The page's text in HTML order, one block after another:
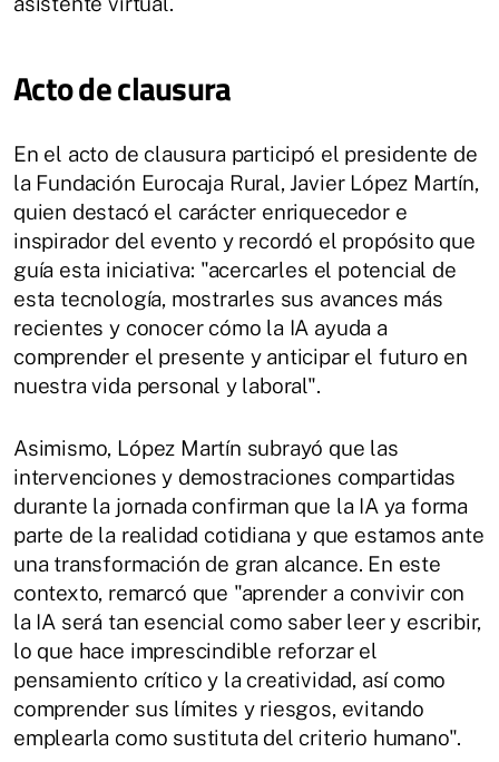
Acto de clausura
En el acto de clausura participó el presidente de
la Fundación Eurocaja Rural, Javier López Martín,
quien destacó el carácter enriquecedor e
inspirador del evento y recordó el propósito que
guía esta iniciativa: "acercarles el potencial de
esta tecnología, mostrarles sus avances más
recientes y conocer cómo la IA ayuda a
comprender el presente y anticipar el futuro en
nuestra vida personal y laboral".
Asimismo, López Martín subrayó que las
intervenciones y demostraciones compartidas
durante la jornada confirman que la IA ya forma
parte de la realidad cotidiana y que estamos ante
una transformación de gran alcance. En este
contexto, remarcó que "aprender a convivir con
la IA será tan esencial como saber leer y escribir,
lo que hace imprescindible reforzar el
pensamiento crítico y la creatividad, así como
comprender sus límites y riesgos, evitando
emplearla como sustituta del criterio humano".